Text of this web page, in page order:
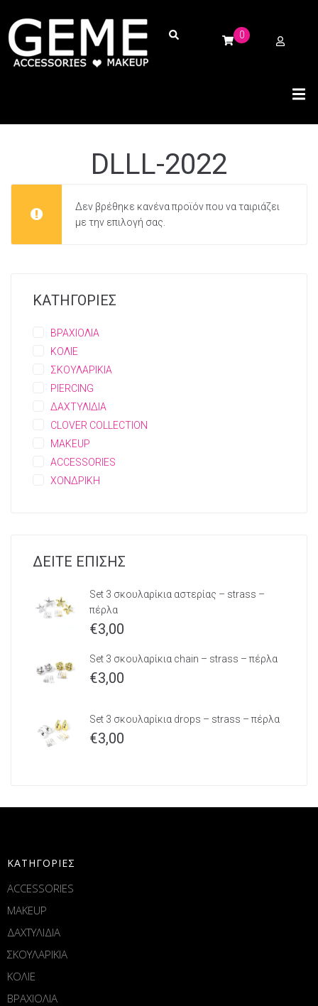
0
DLLL-2022
Δεν βρέθηκε κανένα προϊόν που να ταιριάζει
με την επιλογή σας.
ΚΑΤΗΓΟΡΙΕΣ
ΒΡΑΧΙΟΛΙΑ
ΚΟΛΙΕ
ΣΚΟΥΛΑΡΙΚΙΑ
PIERCING
ΔΑΧΤΥΛΙΔΙΑ
CLOVER COLLECTION
MAKEUP
ACCESSORIES
ΧΟΝΔΡΙΚΗ
ΔΕΙΤΕ ΕΠΙΣΗΣ
Set 3 σκουλαρίκια αστερίας – strass –
πέρλα
€3,00
Set 3 σκουλαρίκια chain – strass – πέρλα
€3,00
Set 3 σκουλαρίκια drops – strass – πέρλα
€3,00
ΚΑΤΗΓΟΡΙΕΣ
ACCESSORIES
MAKEUP
ΔΑΧΤΥΛΙΔΙΑ
ΣΚΟΥΛΑΡΙΚΙΑ
ΚΟΛΙΕ
ΒΡΑΧΙΟΛΙΑ